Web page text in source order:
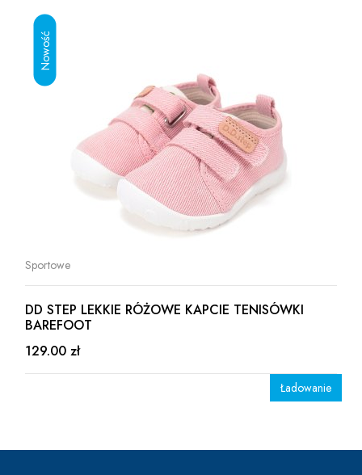
Sportowe
DD STEP LEKKIE RÓŻOWE KAPCIE TENISÓWKI
BAREFOOT
129.00 zł
Ładowanie